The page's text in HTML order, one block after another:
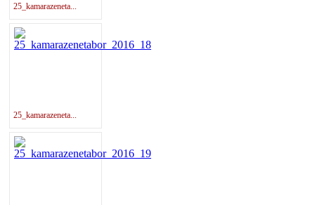
25_kamarazeneta...
25_kamarazeneta...